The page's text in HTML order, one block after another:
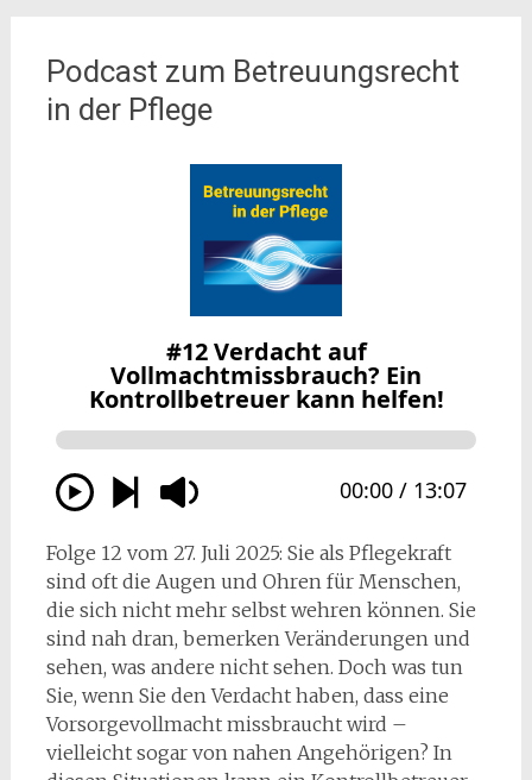
Podcast zum Betreuungsrecht
in der Pflege
Folge 12 vom 27. Juli 2025: Sie als Pflegekraft
sind oft die Augen und Ohren für Menschen,
die sich nicht mehr selbst wehren können. Sie
sind nah dran, bemerken Veränderungen und
sehen, was andere nicht sehen. Doch was tun
Sie, wenn Sie den Verdacht haben, dass eine
Vorsorgevollmacht missbraucht wird –
vielleicht sogar von nahen Angehörigen? In